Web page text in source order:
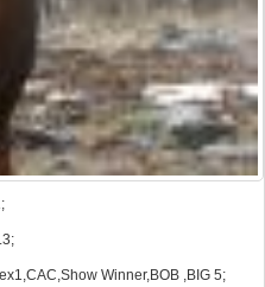
Winner,BOB ,BIG 5;